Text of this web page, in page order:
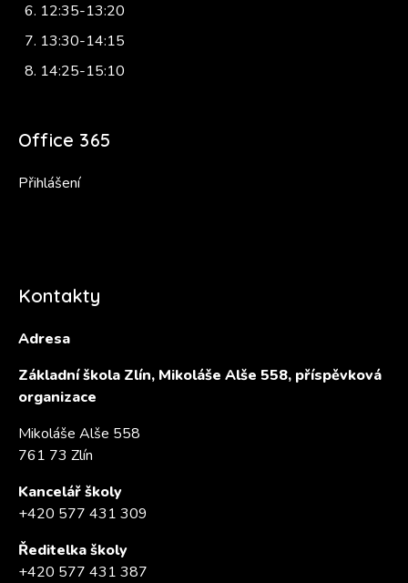
12:35-13:20
13:30-14:15
14:25-15:10
Office 365
Přihlášení
Kontakty
Adresa
Základní škola Zlín, Mikoláše Alše 558, příspěvková
organizace
Mikoláše Alše 558
761 73 Zlín
Kancelář školy
+420 577 431 309
Ředitelka školy
+420 577 431 387